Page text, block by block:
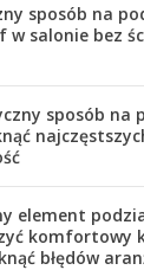
sposób na
salonie bez
sposób na
element
komfortowy
błędów